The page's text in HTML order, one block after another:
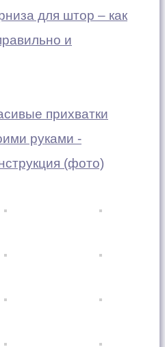
для штор – как
и
прихватки
руками -
(фото)